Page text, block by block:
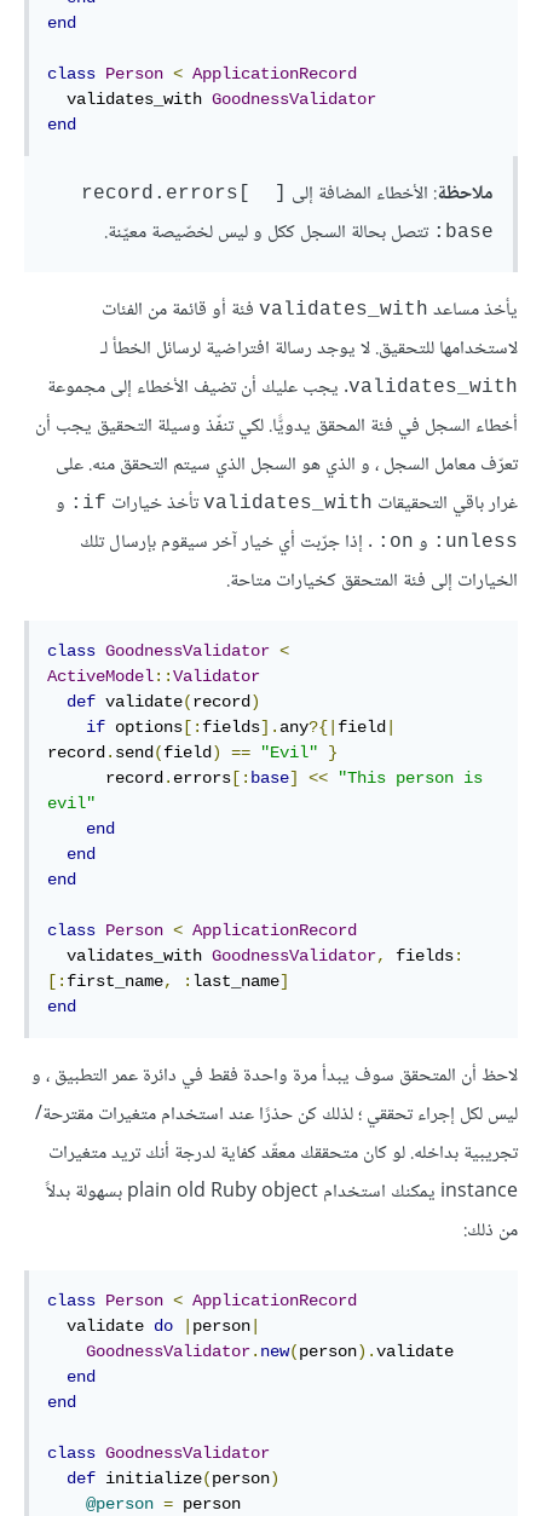
end
class Person < ApplicationRecord
  validates_with
GoodnessValidator
end
ملاحظة: الأخطاء المضافة إلى
[ record.errors[
:base تتصل بحالة السجل ككل و ليس لخصّيصة معيّنة.
يأخذ مساعد validates_with فئة أو قائمة من الفئات
لاستخدامها للتحقيق. لا يوجد رسالة افتراضية لرسائل الخطأ لـ
validates_with. يجب عليك أن تضيف الأخطاء إلى مجموعة
أخطاء السجل في فئة المحقق يدويًّا. لكي تنفّذ وسيلة التحقيق يجب أن
تعرّف معامل السجل ، و الذي هو السجل الذي سيتم التحقق منه. على
غرار باقي التحقيقات validates_with تأخذ خيارات if: و
unless: و on:
. إذا جرّبت أي خيار آخر سيقوم بإرسال تلك
الخيارات إلى فئة المتحقق كخيارات متاحة.
class GoodnessValidator <
ActiveModel::Validator
def validate(record )
if options [ : fields]. any?{| field
record . send (field ) == "Evil"
}
      record
. errors [ : base] <<
"This person is
evil"
end
end
end
class Person < ApplicationRecord
  validates_with
GoodnessValidator, fields:
[ : first_name, : last_name]
end
لاحظ أن المتحقق سوف يبدأ مرة واحدة فقط في دائرة عمر التطبيق ، و
ليس لكل إجراء تحققي ؛ لذلك كن حذرًا عند استخدام متغيرات مقترحة/
تجريبية بداخله. لو كان متحققك معقّد كفاية لدرجة أنك تريد متغيرات
instance يمكنك استخدام plain old Ruby object بسهولة بدلاً
من ذلك:
class Person < ApplicationRecord
  validate
do person
GoodnessValidator. new(person).validate
end
end
class GoodnessValidator
def initialize(person)
@person = person